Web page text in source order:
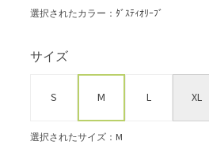
選択されたカラー：ﾀﾞｽﾃｨｵﾘｰﾌﾞ
サイズ
S M L XL
選択されたサイズ：M